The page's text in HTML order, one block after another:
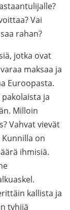
Vai
rahan?
jotka ovat
maksaa ja
Euroopasta.
ja
Milloin
Vahvat vievät
on
ihmisiä.
kallista ja
tyhjiä